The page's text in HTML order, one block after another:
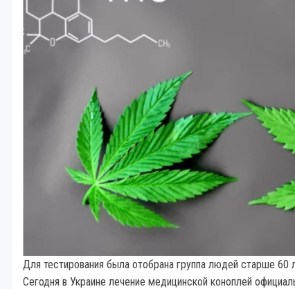
Для тестирования была отобрана группа людей старше 60
Сегодня в Украине лечение медицинской коноплей